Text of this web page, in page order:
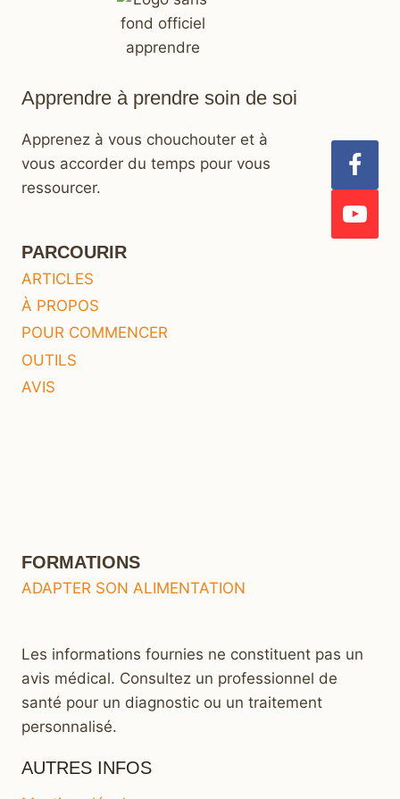
Apprendre à prendre soin de soi
Apprenez à vous chouchouter et à
vous accorder du temps pour vous
ressourcer.
PARCOURIR
ARTICLES
À PROPOS
POUR COMMENCER
OUTILS
AVIS
FORMATIONS
ADAPTER SON ALIMENTATION
Les informations fournies ne constituent pas un
avis médical. Consultez un professionnel de
santé pour un diagnostic ou un traitement
personnalisé.
AUTRES INFOS